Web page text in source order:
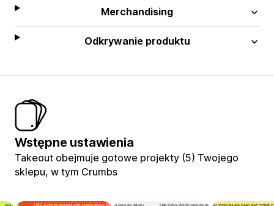
Merchandising
Odkrywanie produktu
Wstępne ustawienia
Takeout obejmuje gotowe projekty (5) Twojego
sklepu, w tym Crumbs